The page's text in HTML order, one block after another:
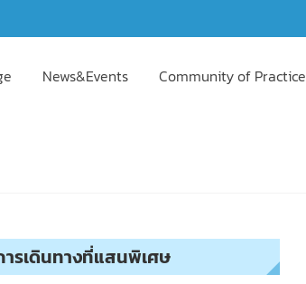
News&Events Community of Practice
ารเดินทางที่แสนพิเศษ